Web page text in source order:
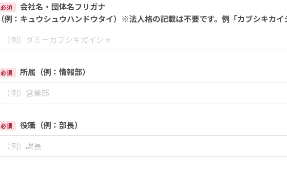
必須
会社名・団体名フリガナ
（例：キュウシュウハンドウタイ）※法人格の記載は不要です。例「カブシキカイ
必須 所属（例：情報部）
必須 役職（例：部長）